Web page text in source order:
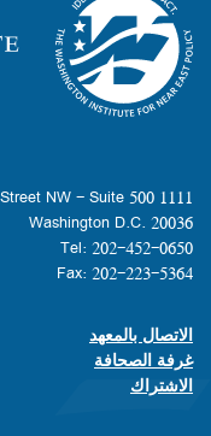
Homepage
1111 19th Street NW - Suite 500
Washington D.C. 20036
Tel: 202-452-0650
Fax: 202-223-5364
contact links
الاتصال بالمعهد
غرفة الصحافة
الاشتراك